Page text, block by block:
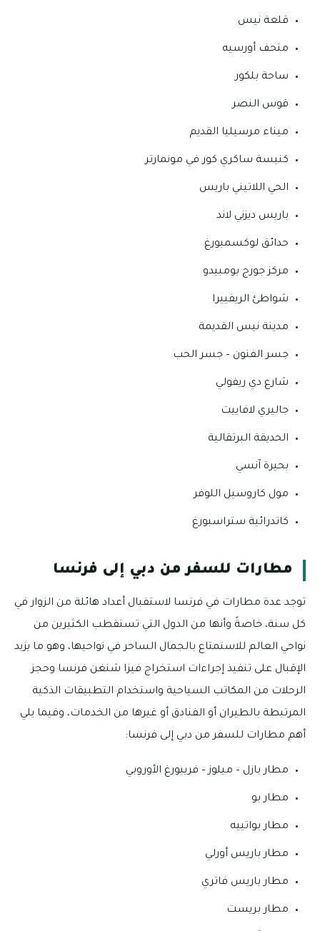
قلعة نيس
متحف أورسيه
ساحة بلكور
قوس النصر
ميناء مرسيليا القديم
كنيسة ساكري كور في مونمارتر
الحي اللاتيني باريس
باريس ديزني لاند
حدائق لوكسمبورغ
مركز جورج بومبيدو
شواطئ الريفييرا
مدينة نيس القديمة
جسر الفنون – جسر الحب
شارع دي ريفولي
جاليري لافاييت
الحديقة البرتقالية
بحيرة آنسي
مول كاروسيل اللوفر
كاتدرائية ستراسبورغ
مطارات للسفر من دبي إلى فرنسا
توجد عدة مطارات في فرنسا لاستقبال أعداد هائلة من الزوار في
كل سنة، خاصةً وأنها من الدول التي تستقطب الكثيرين من
نواحي العالم للاستمتاع بالجمال الساحر في نواحيها، وهو ما يزيد
الإقبال على تنفيذ إجراءات استخراج فيزا شنغن فرنسا وحجز
الرحلات من المكاتب السياحية واستخدام التطبيقات الذكية
المرتبطة بالطيران أو الفنادق أو غيرها من الخدمات، وفيما يلي
أهم مطارات للسفر من دبي إلى فرنسا:
مطار بازل – ميلوز – فريبورغ الأوروبي
مطار بو
مطار بواتييه
مطار باريس أورلي
مطار باريس فاتري
مطار بريست